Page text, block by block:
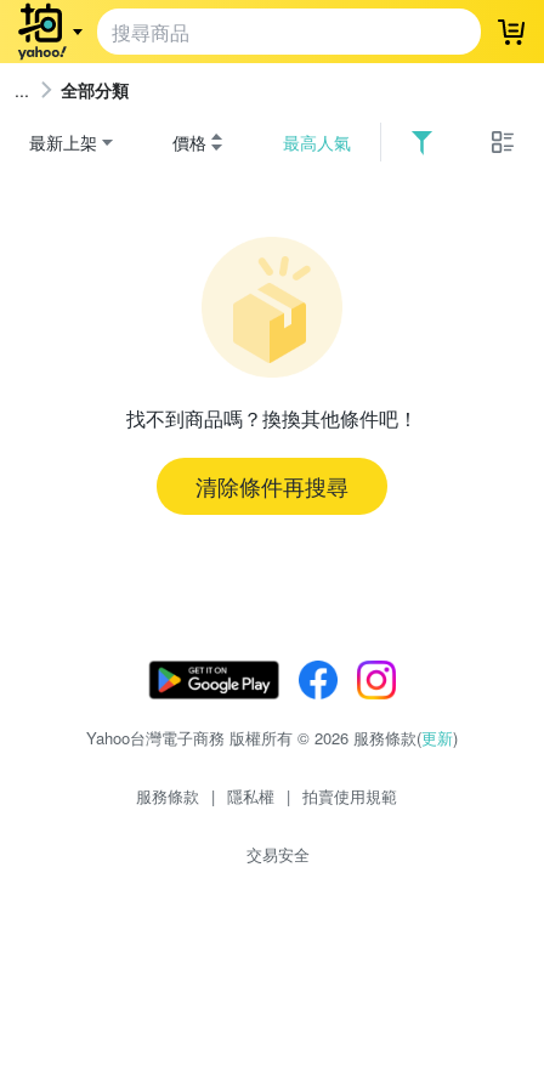
登
全部分類
最新上架 價格 最高人氣
找不到商品嗎？換換其他條件吧！
清除條件再搜尋
Yahoo台灣電子商務 版權所有 © 2026 服務條款(更新)
服務條款 | 隱私權 | 拍賣使用規範
交易安全